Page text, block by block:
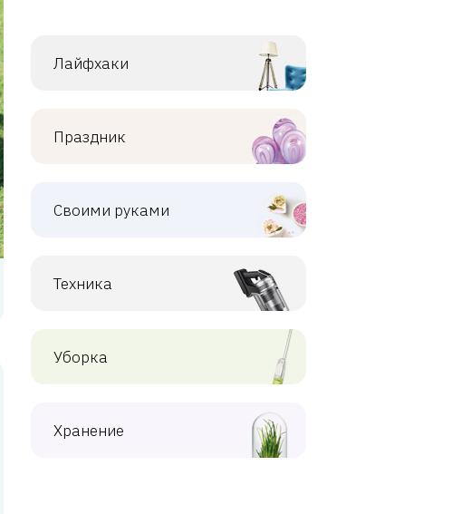
Лайфхаки
Праздник
Своими руками
Техника
Уборка
Хранение